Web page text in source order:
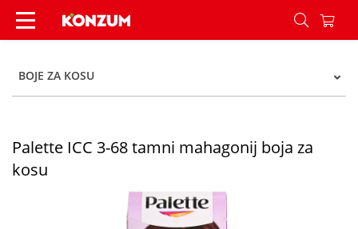
Palette ICC 3-68 tamni mahagonij boja za kosu -
BOJE ZA KOSU
Palette ICC 3-68 tamni mahagonij boja za
kosu